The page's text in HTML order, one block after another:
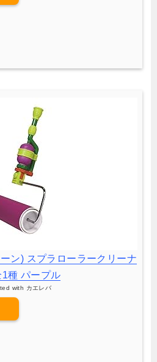
ン) スプラローラークリーナ
1種 パープル
with カエレバ